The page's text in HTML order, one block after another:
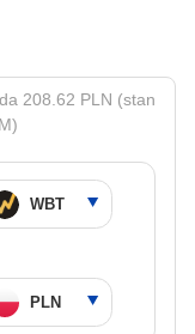
208.62 PLN (stan